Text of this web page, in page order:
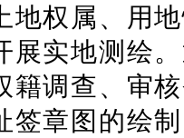
地权属、用
展实地测绘
籍调查、审
签章图的绘